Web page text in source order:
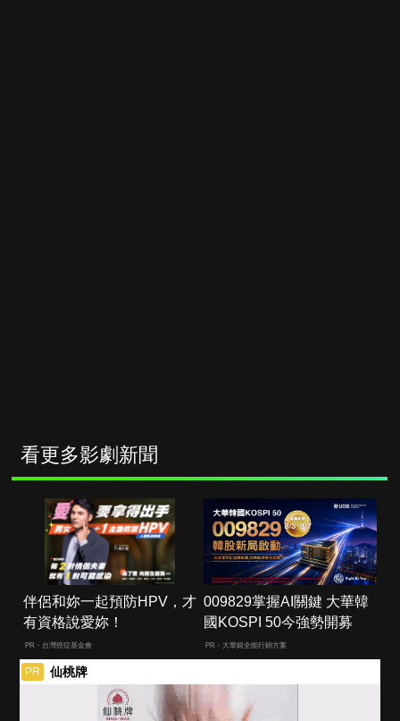
看更多影劇新聞
伴侶和妳一起預防HPV，才
有資格說愛妳！
PR・台灣癌症基金會
009829掌握AI關鍵 大華韓
國KOSPI 50今強勢開募
PR・大華銀全能行銷方案
PR 仙桃牌